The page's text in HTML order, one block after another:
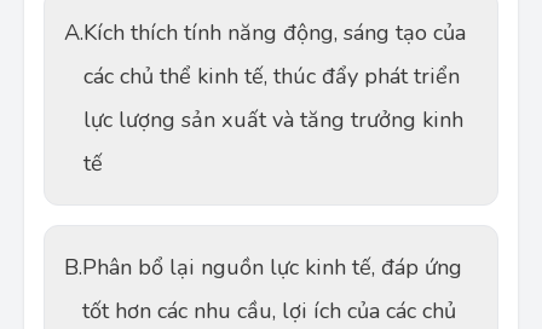
A.Kích thích tính năng động, sáng tạo của
các chủ thể kinh tế, thúc đẩy phát triển
lực lượng sản xuất và tăng trưởng kinh
tế
B.Phân bổ lại nguồn lực kinh tế, đáp ứng
tốt hơn các nhu cầu, lợi ích của các chủ